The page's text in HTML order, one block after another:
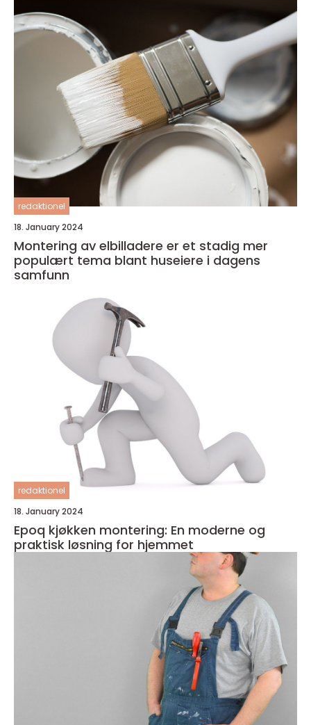
redaktionel
18. January 2024
Montering av elbilladere er et stadig mer
populært tema blant huseiere i dagens
samfunn
redaktionel
18. January 2024
Epoq kjøkken montering: En moderne og
praktisk løsning for hjemmet